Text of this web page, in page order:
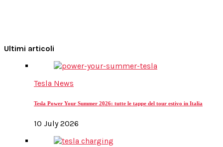
Ultimi articoli
Tesla News
Tesla Power Your Summer 2026: tutte le tappe del tour estivo in Italia
10 July 2026